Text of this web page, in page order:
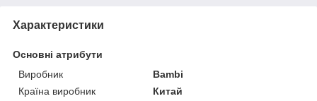
Характеристики
Основні атрибути
Виробник
Bambi
Країна виробник
Китай